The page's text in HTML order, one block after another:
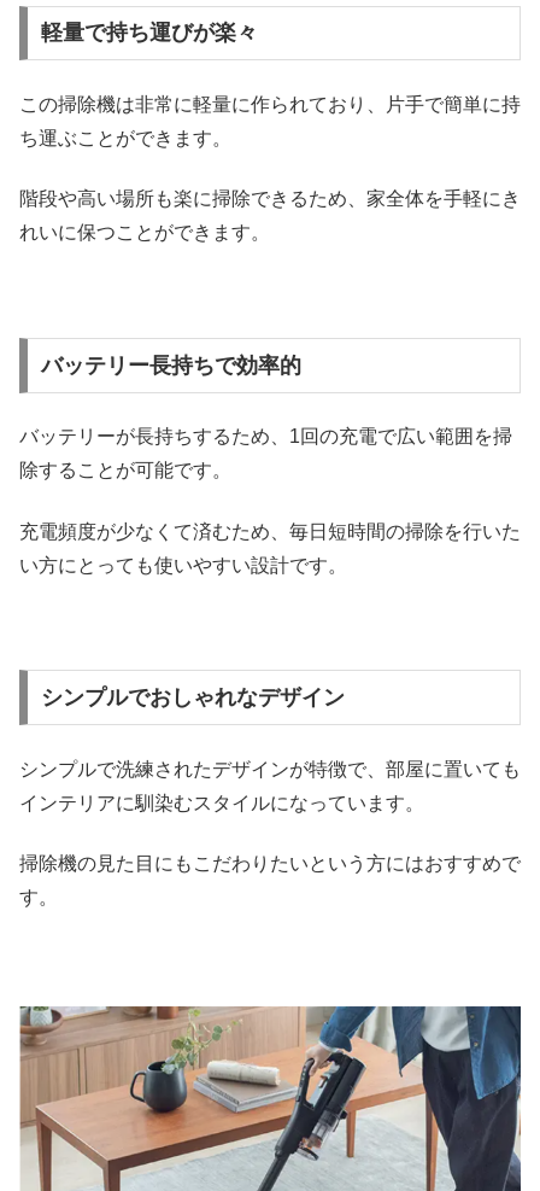
軽量で持ち運びが楽々
この掃除機は非常に軽量に作られており、片手で簡単に持
ち運ぶことができます。
階段や高い場所も楽に掃除できるため、家全体を手軽にき
れいに保つことができます。
バッテリー長持ちで効率的
バッテリーが長持ちするため、1回の充電で広い範囲を掃
除することが可能です。
充電頻度が少なくて済むため、毎日短時間の掃除を行いた
い方にとっても使いやすい設計です。
シンプルでおしゃれなデザイン
シンプルで洗練されたデザインが特徴で、部屋に置いても
インテリアに馴染むスタイルになっています。
掃除機の見た目にもこだわりたいという方にはおすすめで
す。